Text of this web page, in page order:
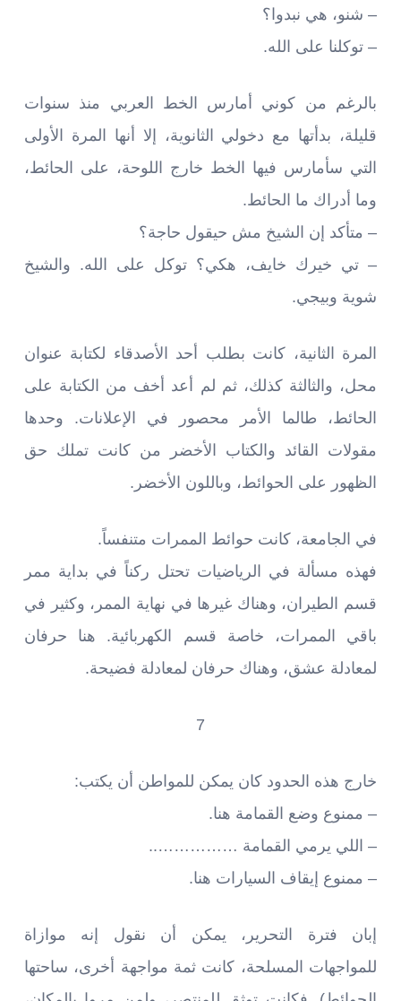
– شنو، هي نبدوا؟
– توكلنا على الله.
بالرغم من كوني أمارس الخط العربي منذ سنوات
قليلة، بدأتها مع دخولي الثانوية، إلا أنها المرة الأولى
التي سأمارس فيها الخط خارج اللوحة، على الحائط،
وما أدراك ما الحائط.
– متأكد إن الشيخ مش حيقول حاجة؟
– تي خيرك خايف، هكي؟ توكل على الله. والشيخ
شوية وبيجي.
المرة الثانية، كانت بطلب أحد الأصدقاء لكتابة عنوان
محل، والثالثة كذلك، ثم لم أعد أخف من الكتابة على
الحائط، طالما الأمر محصور في الإعلانات. وحدها
مقولات القائد والكتاب الأخضر من كانت تملك حق
الظهور على الحوائط، وباللون الأخضر.
في الجامعة، كانت حوائط الممرات متنفساً.
فهذه مسألة في الرياضيات تحتل ركناً في بداية ممر
قسم الطيران، وهناك غيرها في نهاية الممر، وكثير في
باقي الممرات، خاصة قسم الكهربائية. هنا حرفان
لمعادلة عشق، وهناك حرفان لمعادلة فضيحة.
7
خارج هذه الحدود كان يمكن للمواطن أن يكتب:
– ممنوع وضع القمامة هنا.
– اللي يرمي القمامة ……………..
– ممنوع إيقاف السيارات هنا.
إبان فترة التحرير، يمكن أن نقول إنه موازاة
للمواجهات المسلحة، كانت ثمة مواجهة أخرى، ساحتها